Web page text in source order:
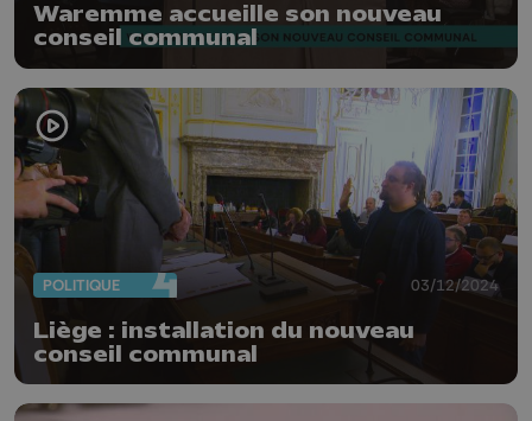
Waremme accueille son nouveau
conseil communal
POLITIQUE 03/12/2024
Liège : installation du nouveau
conseil communal